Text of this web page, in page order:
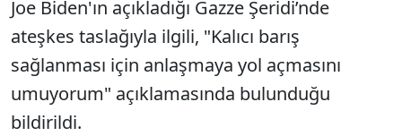
Joe Biden'ın açıkladığı Gazze Şeridi’nde
ateşkes taslağıyla ilgili, "Kalıcı barış
sağlanması için anlaşmaya yol açmasını
umuyorum" açıklamasında bulunduğu
bildirildi.